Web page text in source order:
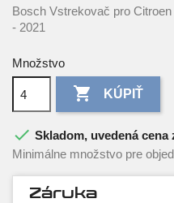
Bosch Vstrekovač pro
- 2021
Množstvo
 KÚPIŤ
 Skladom, uvedená cena
Minimálne množstvo pre
Záruka